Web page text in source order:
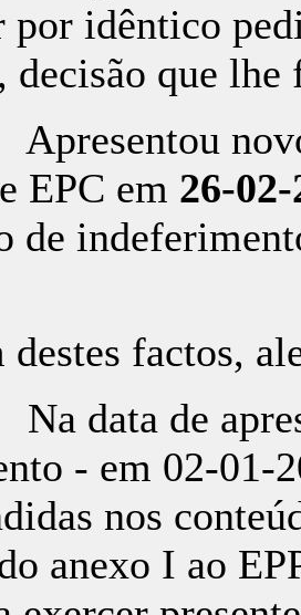
por idêntico
decisão que
novo
EPC em 26-
de
destes factos,
de
- em 02-01-
nos
anexo I ao